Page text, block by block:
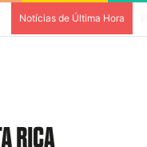
Notícias de Última Hora